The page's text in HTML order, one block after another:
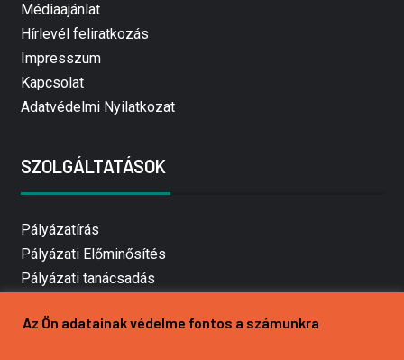
Médiaajánlat
Hírlevél feliratkozás
Impresszum
Kapcsolat
Adatvédelmi Nyilatkozat
SZOLGÁLTATÁSOK
Pályázatírás
Pályázati Előminősítés
Pályázati tanácsadás
Mezőgazdasági pályázatírás
Az Ön adatainak védelme fontos a számunkra